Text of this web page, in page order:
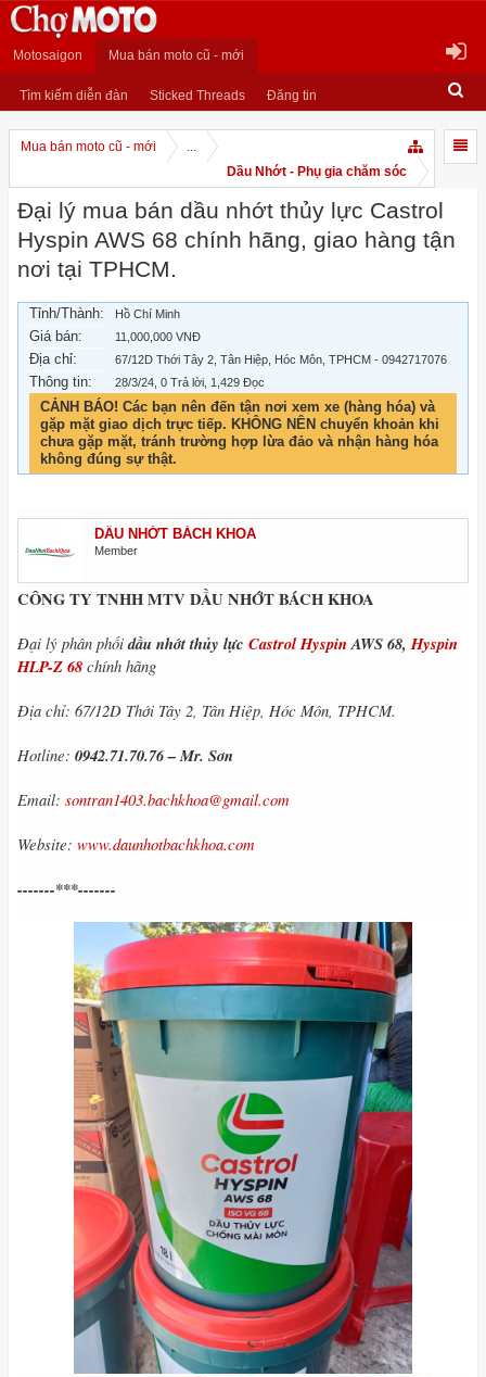
Motosaigon Mua bán moto cũ - mới
Tìm kiếm diễn đàn Sticked Threads Đăng tin
Mua bán moto cũ - mới
...
Dầu Nhớt - Phụ gia chăm sóc
Đại lý mua bán dầu nhớt thủy lực Castrol
Hyspin AWS 68 chính hãng, giao hàng tận
nơi tại TPHCM.
Tỉnh/Thành: Hồ Chí Minh
Giá bán: 11,000,000 VNĐ
Địa chỉ: 67/12D Thới Tây 2, Tân Hiệp, Hóc Môn, TPHCM - 0942717076
Thông tin: 28/3/24 , 0 Trả lời, 1,429 Đọc
CẢNH BÁO! Các bạn nên đến tận nơi xem xe (hàng hóa) và
gặp mặt giao dịch trực tiếp. KHÔNG NÊN chuyển khoản khi
chưa gặp mặt, tránh trường hợp lừa đảo và nhận hàng hóa
không đúng sự thật.
DẦU NHỚT BÁCH KHOA
Member
CÔNG TY TNHH MTV DẦU NHỚT BÁCH KHOA
Đại lý phân phốidầu nhớt thủy lực Castrol HyspinAWS 68,Hyspin
HLP-Z 68 chính hãng
Địa chỉ: 67/12D Thới Tây 2, Tân Hiệp, Hóc Môn, TPHCM.
Hotline: 0942.71.70.76 – Mr. Sơn
Email: sontran1403.bachkhoa@gmail.com
Website: www.daunhotbachkhoa.com
-------***-------